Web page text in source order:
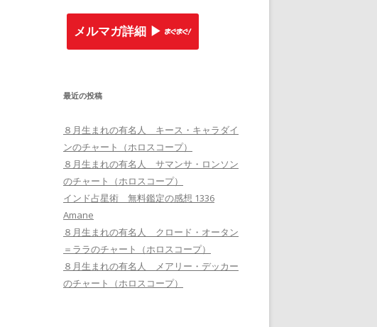
メルマガ詳細 ▶︎
最近の投稿
８月生まれの有名人 キース・キャラダイ
ンのチャート（ホロスコープ）
８月生まれの有名人 サマンサ・ロンソン
のチャート（ホロスコープ）
インド占星術 無料鑑定の感想 1336
Amane
８月生まれの有名人 クロード・オータン
＝ララのチャート（ホロスコープ）
８月生まれの有名人 メアリー・デッカー
のチャート（ホロスコープ）